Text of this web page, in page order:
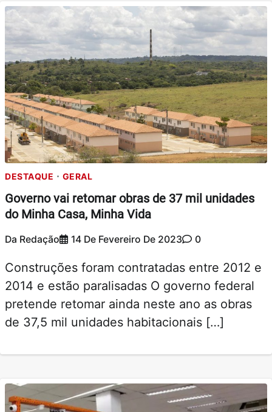
DESTAQUE GERAL
Governo vai retomar obras de 37 mil unidades
do Minha Casa, Minha Vida
Da Redação 14 De Fevereiro De 2023 0
Construções foram contratadas entre 2012 e
2014 e estão paralisadas O governo federal
pretende retomar ainda neste ano as obras
de 37,5 mil unidades habitacionais […]